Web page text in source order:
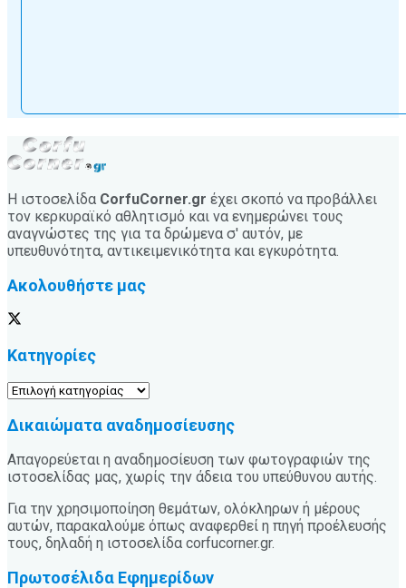
Η ιστοσελίδα CorfuCorner.gr έχει σκοπό να προβάλλει
τον κερκυραϊκό αθλητισμό και να ενημερώνει τους
αναγνώστες της για τα δρώμενα σ' αυτόν, με
υπευθυνότητα, αντικειμενικότητα και εγκυρότητα.
Ακολουθήστε μας
Κατηγορίες
Κατηγορίες
Δικαιώματα αναδημοσίευσης
Απαγορεύεται η αναδημοσίευση των φωτογραφιών της
ιστοσελίδας μας, χωρίς την άδεια του υπεύθυνου αυτής.
Για την χρησιμοποίηση θεμάτων, ολόκληρων ή μέρους
αυτών, παρακαλούμε όπως αναφερθεί η πηγή προέλευσής
τους, δηλαδή η ιστοσελίδα corfucorner.gr.
Πρωτοσέλιδα Εφημερίδων